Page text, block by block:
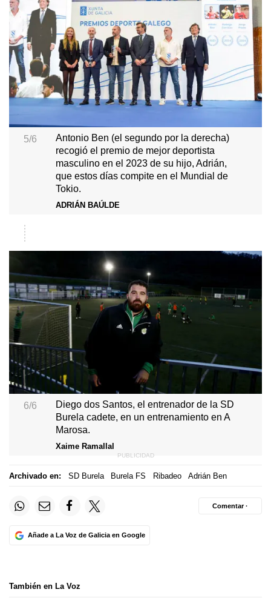
5/6
Antonio Ben (el segundo por la derecha)
recogió el premio de mejor deportista
masculino en el 2023 de su hijo, Adrián,
que estos días compite en el Mundial de
Tokio.
ADRIÁN BAÚLDE
6/6
Diego dos Santos, el entrenador de la SD
Burela cadete, en un entrenamiento en A
Marosa.
Xaime Ramallal
Archivado en: SD Burela Burela FS Ribadeo Adrián Ben
Añade a La Voz de Galicia en Google
Comentar ·
También en La Voz